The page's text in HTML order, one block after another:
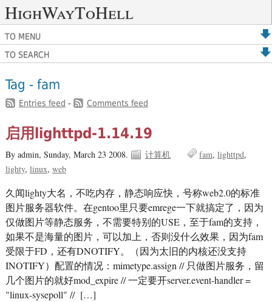
HighWayToHell
TO MENU
TO SEARCH
Tag - fam
Entries feed - Comments feed
启用lighttpd-1.14.19
By admin, Sunday, March 23 2008. 计算机 fam lighttpd
lighty linux web
久闻lighty大名，不吃内存，静态响应快，号称web2.0的标准
图片服务器软件。在gentoo里只要emrege一下就搞定了，因为
仅做图片等静态服务，不需要特别的USE，至于fam的支持，
如果不是海量的图片，可以加上，否则没什么效果，因为fam
受限于FD，还有DNOTIFY。（因为太旧的内核还没支持
INOTIFY）配置的情况：mimetype.assign // 只做图片服务，留
几个图片的就好mod_expire // 一定要开server.event-handler =
"linux-sysepoll" // […]